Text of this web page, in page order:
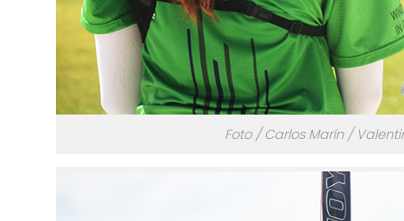
Foto / Carlos Marín /